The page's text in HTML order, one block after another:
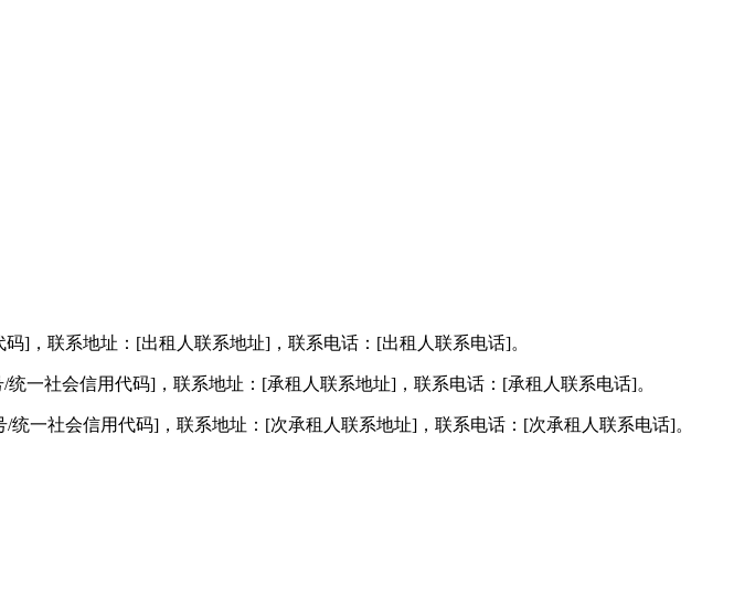
]，联系地址：[出租人联系地址]，联系电话：[出租人联系电话]。
一社会信用代码]，联系地址：[承租人联系地址]，联系电话：[承租人联系电话]。
一社会信用代码]，联系地址：[次承租人联系地址]，联系电话：[次承租人联系电话]。